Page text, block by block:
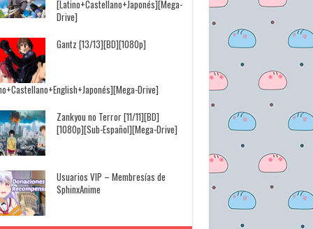
[Latino+Castellano+Japonés][Mega-
Drive]
Gantz [13/13][BD][1080p]
Drive]
Zankyou no Terror [11/11][BD]
[1080p][Sub-Español][Mega-Drive]
Usuarios VIP – Membresías de
SphinxAnime